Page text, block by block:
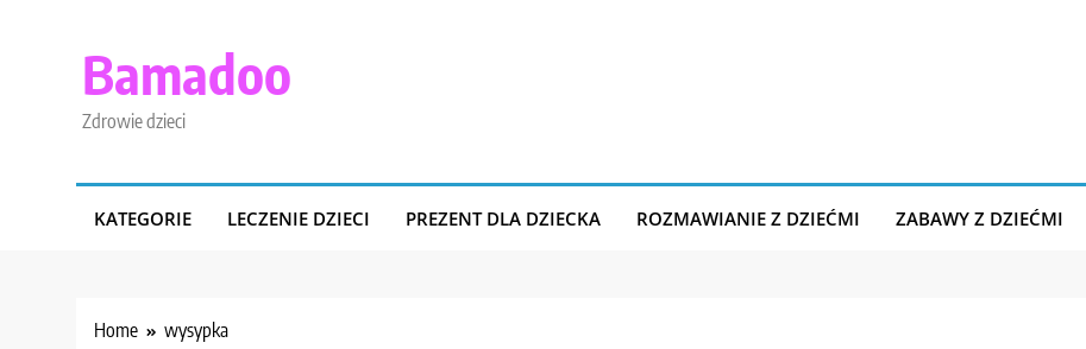
Bamadoo
Zdrowie dzieci
KATEGORIE LECZENIE DZIECI PREZENT DLA DZIECKA ROZMAWIANIE Z DZIEĆMI ZABAWY Z DZIEĆMI
Home wysypka